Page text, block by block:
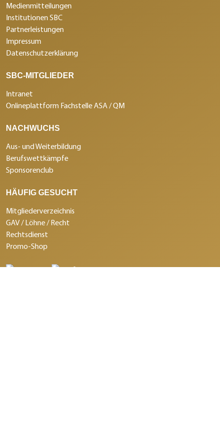
Medienmitteilungen
Institutionen SBC
Partnerleistungen
Impressum
Datenschutzerklärung
SBC-MITGLIEDER
Intranet
Onlineplattform Fachstelle ASA / QM
NACHWUCHS
Aus- und Weiterbildung
Berufswettkämpfe
Sponsorenclub
HÄUFIG GESUCHT
Mitgliederverzeichnis
GAV / Löhne / Recht
Rechtsdienst
Promo-Shop